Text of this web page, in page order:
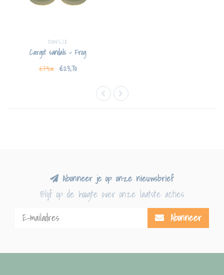
DONSJE
Cargot sandals - Frog
€79,00 €23,70
Abonneer je op onze nieuwsbrief
Blijf op de hoogte over onze laatste acties
Abonneer